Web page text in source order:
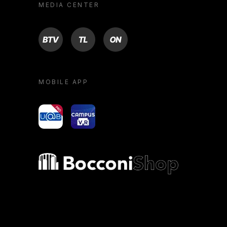
MEDIA CENTER
BTV TL ON
MOBILE APP
yoU@B Campus VR
Bocconi shop